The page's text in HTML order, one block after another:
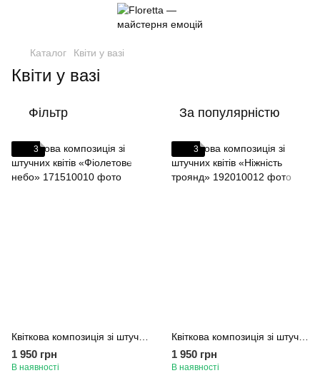
Каталог Квіти у вазі
Квіти у вазі
Фільтр За популярністю
3
1 950 грн
В наявності
3
1 950 грн
В наявності